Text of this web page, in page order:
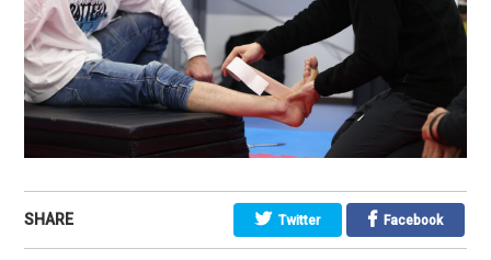
SHARE Twitter Facebook